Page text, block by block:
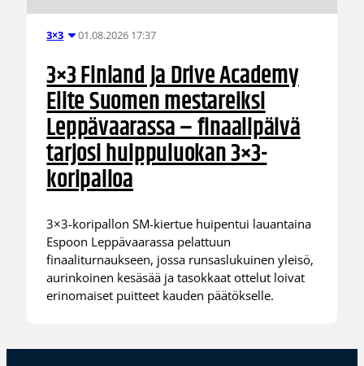
3×3 01.08.2026 17:37
3×3 Finland ja Drive Academy
Elite Suomen mestareiksi
Leppävaarassa – finaalipäivä
tarjosi huippuluokan 3×3-
koripalloa
3×3-koripallon SM-kiertue huipentui lauantaina
Espoon Leppävaarassa pelattuun
finaaliturnaukseen, jossa runsaslukuinen yleisö,
aurinkoinen kesäsää ja tasokkaat ottelut loivat
erinomaiset puitteet kauden päätökselle.